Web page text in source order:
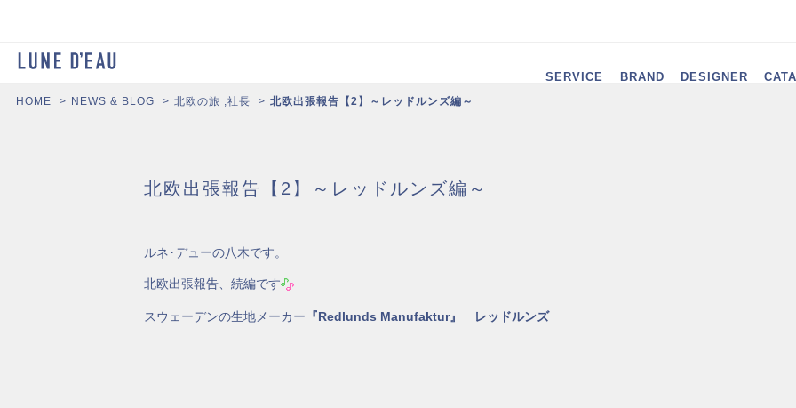
SERVICE BRAND DESIGNER
HOME NEWS & BLOG 北欧の旅 ,社長 北欧出張報告【2】～レッドルンズ編～
北欧出張報告【2】～レッドルンズ編～
ルネ･デューの八木です。
北欧出張報告、続編です
スウェーデンの生地メーカー 『Redlunds Manufaktur』 レッドルンズ